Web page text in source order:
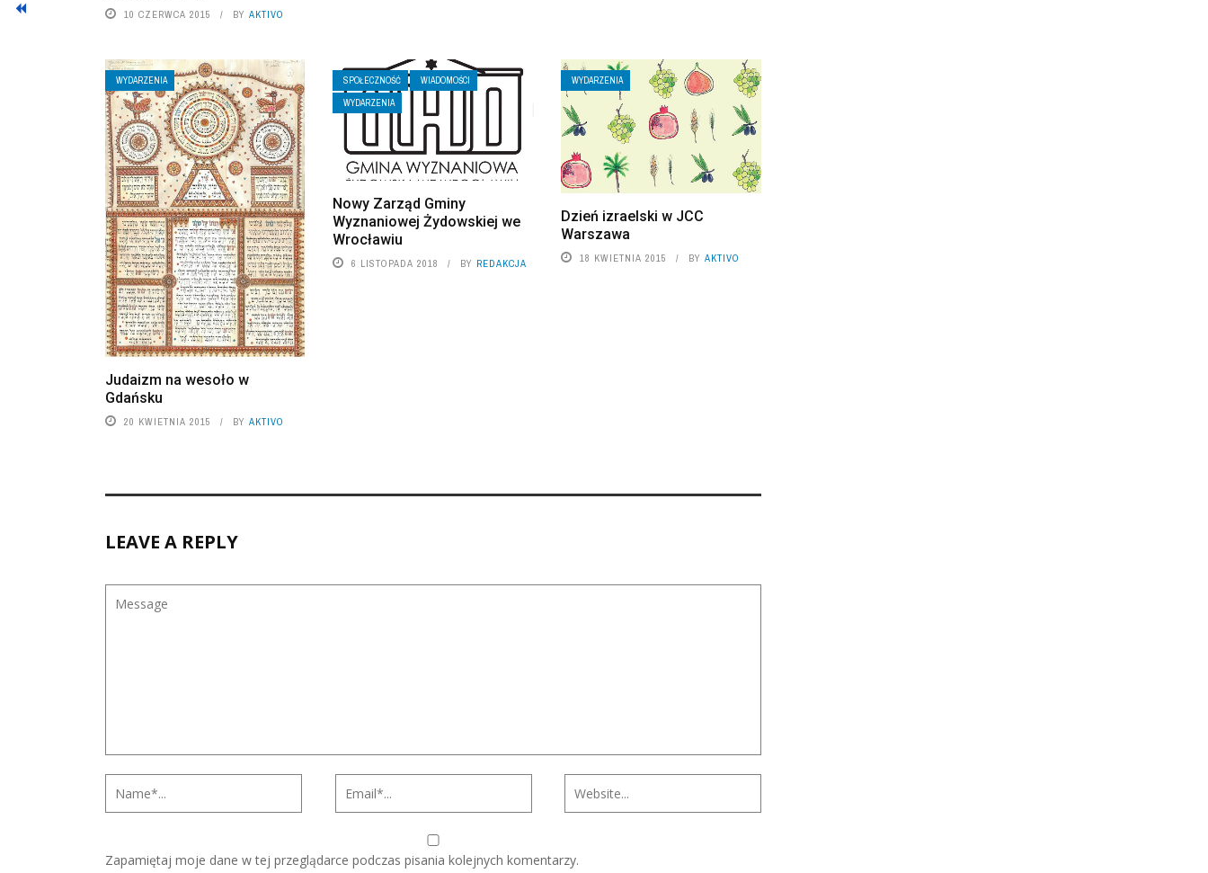
10 CZERWCA 2015 BY AKTIVO
WYDARZENIA
Judaizm na wesoło w
Gdańsku
20 KWIETNIA 2015 BY AKTIVO
SPOŁECZNOŚĆ
WIADOMOŚCI
WYDARZENIA
Nowy Zarząd Gminy
Wyznaniowej Żydowskiej we
Wrocławiu
6 LISTOPADA 2018 BY REDAKCJA
WYDARZENIA
Dzień izraelski w JCC
Warszawa
18 KWIETNIA 2015 BY AKTIVO
LEAVE A REPLY
Zapamiętaj moje dane w tej przeglądarce podczas pisania kolejnych komentarzy.